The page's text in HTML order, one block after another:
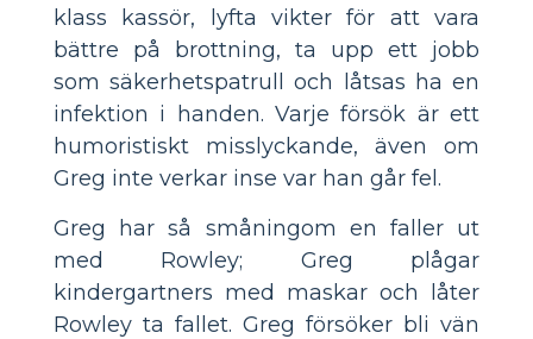
klass kassör, ​​lyfta vikter för att vara
bättre på brottning, ta upp ett jobb
som säkerhetspatrull och låtsas ha en
infektion i handen. Varje försök är ett
humoristiskt misslyckande, även om
Greg inte verkar inse var han går fel.
Greg har så småningom en faller ut
med Rowley; Greg plågar
kindergartners med maskar och låter
Rowley ta fallet. Greg försöker bli vän